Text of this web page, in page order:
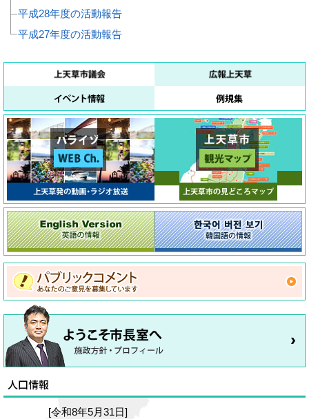
平成28年度の活動報告
平成27年度の活動報告
[令和8年5月31日]